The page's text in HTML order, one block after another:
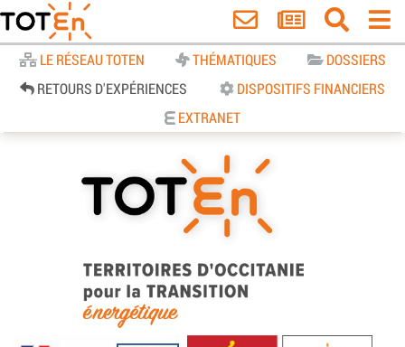
LE RÉSEAU TOTEN THÉMATIQUES
DOSSIERS
RETOURS D'EXPÉRIENCES
DISPOSITIFS FINANCIERS
EXTRANET